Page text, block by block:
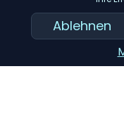
Ablehnen
bieten in der
KI-